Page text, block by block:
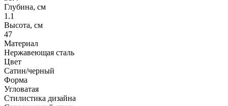
Глубина, см
1.1
Высота, см
47
Материал
Нержавеющая сталь
Цвет
Сатин/черный
Форма
Угловатая
Стилистика дизайна